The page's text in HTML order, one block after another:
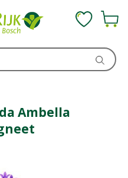
Ambella